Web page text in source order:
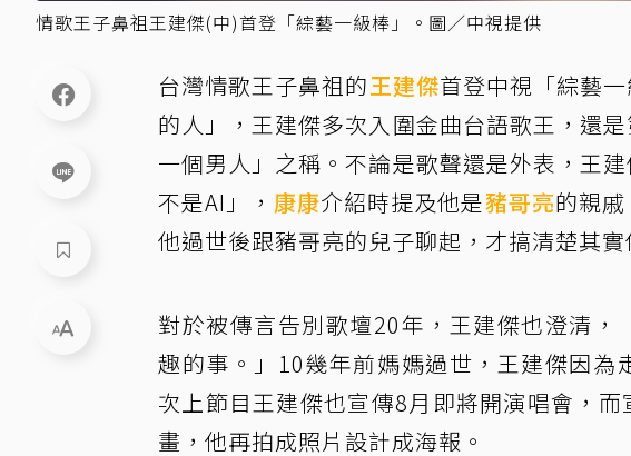
情歌王子鼻祖王建傑(中)首登「綜藝一級棒」。圖／中視提供
台灣情歌王子鼻祖的王建傑首登中視「綜藝
的人」，王建傑多次入圍金曲台語歌王，還
一個男人」之稱。不論是歌聲還是外表，王
不是AI」， 康康介紹時提及他是豬哥亮的親
他過世後跟豬哥亮的兒子聊起，才搞清楚其實
對於被傳言告別歌壇20年，王建傑也澄清
趣的事。」10幾年前媽媽過世，王建傑因
次上節目王建傑也宣傳8月即將開演唱會，
畫，他再拍成照片設計成海報。